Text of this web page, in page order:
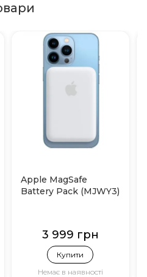
Apple MagSafe
Battery Pack (MJWY3)
3 999 грн
Купити
Немає в наявності